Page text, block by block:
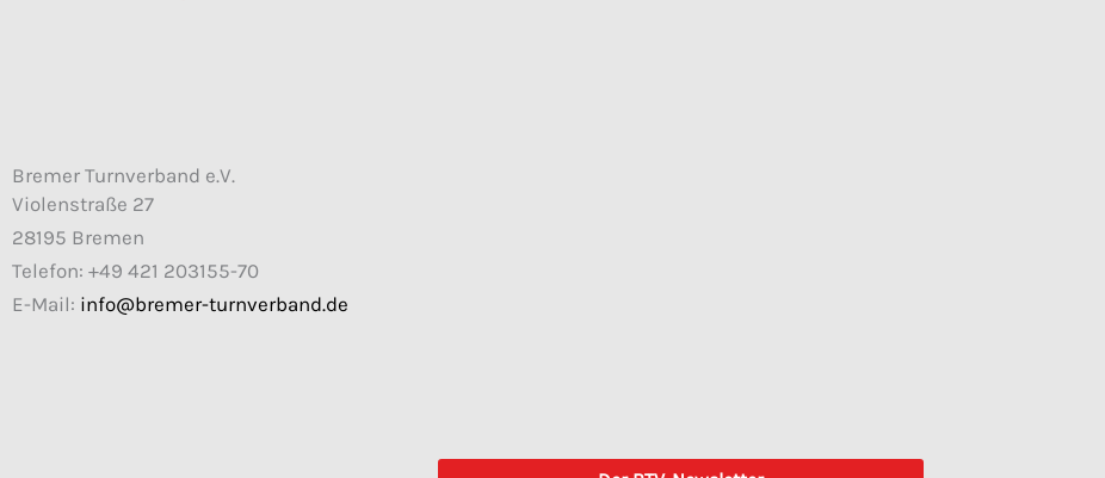
Bremer Turnverband e.V.
Violenstraße 27
28195 Bremen
Telefon: +49 421 203155-70
E-Mail: info@bremer-turnverband.de